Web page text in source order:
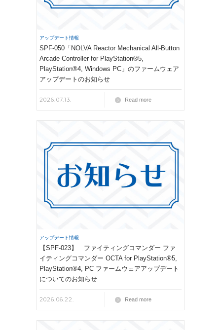
アップデート情報
SPF-050「NOLVA Reactor Mechanical All-Button
Arcade Controller for PlayStation®5,
PlayStation®4, Windows PC」のファームウェア
アップデートのお知らせ
2026.07.13. Read more
アップデート情報
【SPF-023】 ファイティングコマンダー ファ
イティングコマンダー OCTA for PlayStation®5,
PlayStation®4, PC ファームウェアアップデート
についてのお知らせ
2026.06.22. Read more